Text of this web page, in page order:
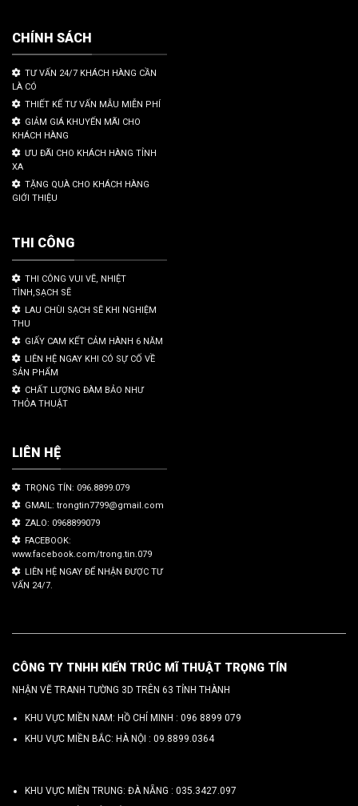
CHÍNH SÁCH
TƯ VẤN 24/7 KHÁCH HÀNG CẦN
LÀ CÓ
THIẾT KẾ TƯ VẤN MẪU MIỄN PHÍ
GIẢM GIÁ KHUYẾN MÃI CHO
KHÁCH HÀNG
ƯU ĐÃI CHO KHÁCH HÀNG TỈNH
XA
TẶNG QUÀ CHO KHÁCH HÀNG
GIỚI THIỆU
THI CÔNG
THI CÔNG VUI VẼ, NHIỆT
TÌNH,SẠCH SẼ
LAU CHÙI SẠCH SẼ KHI NGHIỆM
THU
GIẤY CAM KẾT CẢM HÀNH 6 NĂM
LIÊN HỆ NGAY KHI CÓ SỰ CỐ VỀ
SẢN PHẨM
CHẤT LƯỢNG ĐÀM BẢO NHƯ
THỎA THUẬT
LIÊN HỆ
TRỌNG TÍN: 096.8899.079
GMAIL: trongtin7799@gmail.com
ZALO: 0968899079
FACEBOOK:
www.facebook.com/trong.tin.079
LIÊN HỆ NGAY ĐỂ NHẬN ĐƯỢC TƯ
VẤN 24/7.
CÔNG TY TNHH KIẾN TRÚC MĨ THUẬT TRỌNG TÍN
NHẬN VẼ TRANH TƯỜNG 3D TRÊN 63 TỈNH THÀNH
KHU VỰC MIỀN NAM: HỒ CHÍ MINH : 096 8899 079
KHU VỰC MIỀN BẮC: HÀ NỘI : 09.8899.0364
KHU VỰC MIỀN TRUNG: ĐÀ NẴNG : 035.3427.097